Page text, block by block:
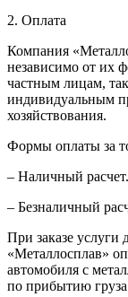
2. Оплата
Компания
независимо от их
частным лицам,
индивидуальным
хозяйствования.
Формы оплаты за
– Наличный расчет.
– Безналичный
При заказе услуги
«Металлосплав»
автомобиля с
по прибытию груза